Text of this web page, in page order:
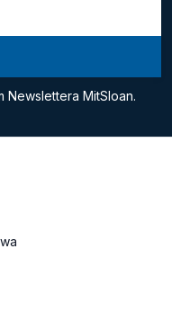
Newslettera MitSloan.